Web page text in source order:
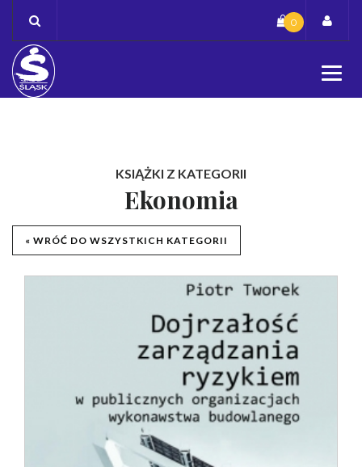
content
0
KSIĄŻKI Z KATEGORII
Ekonomia
« WRÓĆ DO WSZYSTKICH KATEGORII